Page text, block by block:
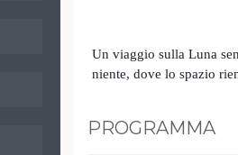
Un viaggio sulla Luna
niente, dove lo spazio
PROGRAMMA